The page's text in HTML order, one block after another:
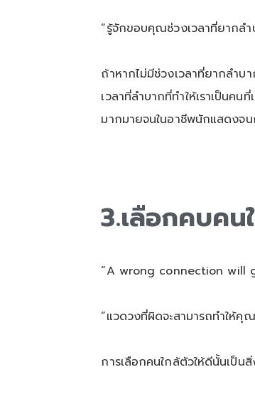
“รู้จักขอบคุณช่วงเวลาที่ยากลำ
ถ้าหากไม่มีช่วงเวลาที่ยากลำบ
เวลาที่ลำบากที่ทำให้เราเป็นค
มากมายจนในอาชีพนักแสดงจน
3.เลือกคบค
“A wrong connection will
“แวดวงที่ผิดจะสามารถทำให้
การเลือกคนใกล้ตัวให้ดีนั้นเป็